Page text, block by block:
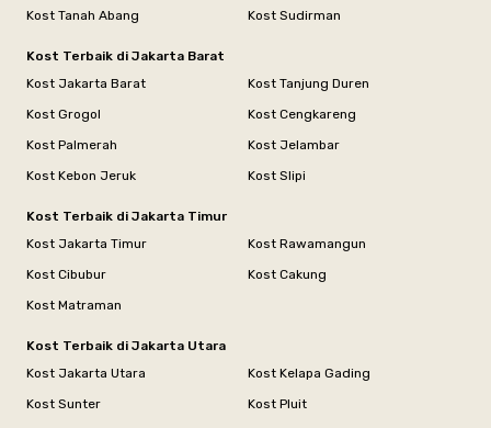
Kost Tanah Abang
Kost Sudirman
Kost Terbaik di Jakarta Barat
Kost Jakarta Barat
Kost Tanjung Duren
Kost Grogol
Kost Cengkareng
Kost Palmerah
Kost Jelambar
Kost Kebon Jeruk
Kost Slipi
Kost Terbaik di Jakarta Timur
Kost Jakarta Timur
Kost Rawamangun
Kost Cibubur
Kost Cakung
Kost Matraman
Kost Terbaik di Jakarta Utara
Kost Jakarta Utara
Kost Kelapa Gading
Kost Sunter
Kost Pluit